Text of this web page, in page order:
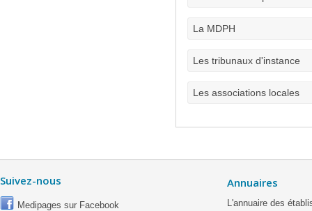
La MDPH
Les tribunaux d'instance
Les associations locales
Suivez-nous
Medipages sur Facebook
Annuaires
L'annuaire des